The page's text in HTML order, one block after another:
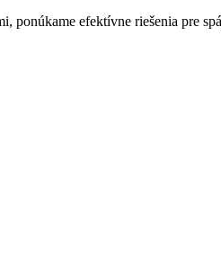
efektívne riešenia pre